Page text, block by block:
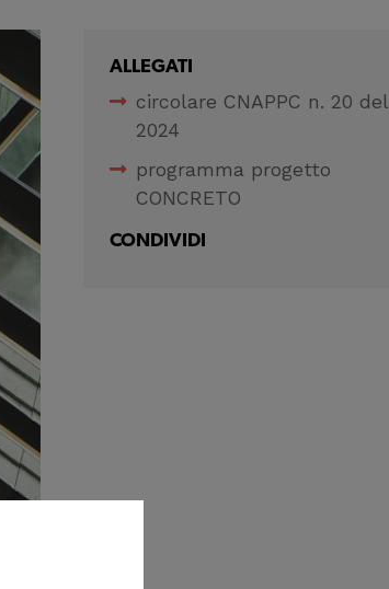
ALLEGATI
circolare CNAPPC n. 20 del
2024
programma progetto
CONCRETO
CONDIVIDI